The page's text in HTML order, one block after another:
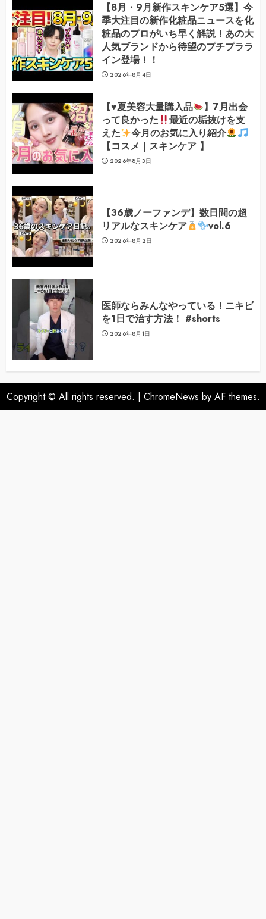
【8月・9月新作スキンケア5選】今
季大注目の新作化粧品ニュースを化
粧品のプロがいち早く解説！あの大
人気ブランドから待望のプチプララ
イン登場！！
2026年8月4日
【♥️夏美容大量購入品
】7月出会
って良かった
最近の垢抜けを支
えた
今月のお気に入り紹介
【コスメ | スキンケア 】
2026年8月3日
【36歳ノーファンデ】数日間の超
リアルなスキンケア
vol.6
2026年8月2日
医師ならみんなやっている！ニキビ
を1日で治す方法！ #shorts
2026年8月1日
Copyright © All rights reserved. | ChromeNews by AF themes.